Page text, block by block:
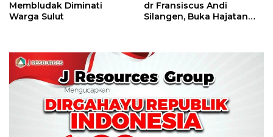
Membludak Diminati
Warga Sulut
dr Fransiscus Andi
Silangen, Buka Hajatan